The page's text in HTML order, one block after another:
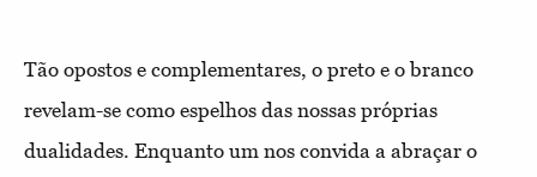
Tão opostos e complementares, o preto e o branco
revelam-se como espelhos das nossas próprias
dualidades. Enquanto um nos convida a abraçar o